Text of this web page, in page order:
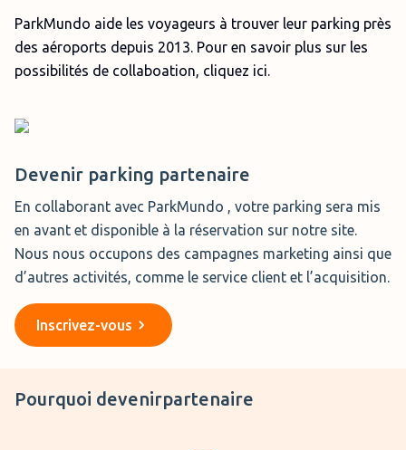
ParkMundo aide les voyageurs à trouver leur parking près
des aéroports depuis 2013. Pour en savoir plus sur les
possibilités de collaboation, cliquez ici.
Devenir parking partenaire
En collaborant avec ParkMundo , votre parking sera mis
en avant et disponible à la réservation sur notre site.
Nous nous occupons des campagnes marketing ainsi que
d’autres activités, comme le service client et l’acquisition.
Inscrivez-vous
Pourquoi devenirpartenaire